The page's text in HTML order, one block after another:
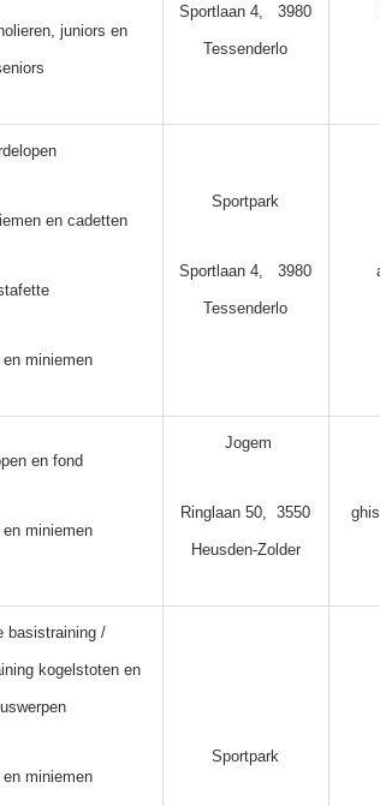
juniors en
Sportlaan 4, 3980
Tessenderlo
en cadetten
miniemen
Sportpark
Sportlaan 4, 3980
Tessenderlo
en fond
miniemen
Jogem
Ringlaan 50, 3550
Heusden-Zolder
basistraining /
kogelstoten en
miniemen
Sportpark